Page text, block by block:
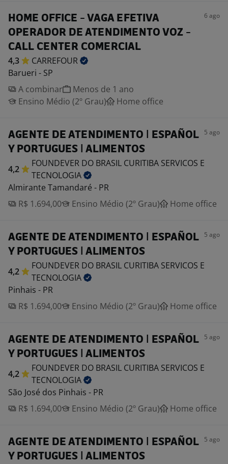
HOME OFFICE - VAGA EFETIVA
OPERADOR DE ATENDIMENTO VOZ -
CALL CENTER COMERCIAL
6 ago
4,3
CARREFOUR
Barueri - SP
A combinar
Menos de 1 ano
Ensino Médio (2º Grau)
Home office
AGENTE DE ATENDIMENTO | ESPAÑOL
Y PORTUGUES | ALIMENTOS
5 ago
4,2
FOUNDEVER DO BRASIL CURITIBA SERVICOS E
TECNOLOGIA
Almirante Tamandaré - PR
R$ 1.694,00
Ensino Médio (2º Grau) Home office
AGENTE DE ATENDIMENTO | ESPAÑOL
Y PORTUGUES | ALIMENTOS
5 ago
4,2
FOUNDEVER DO BRASIL CURITIBA SERVICOS E
TECNOLOGIA
Pinhais - PR
R$ 1.694,00
Ensino Médio (2º Grau) Home office
AGENTE DE ATENDIMENTO | ESPAÑOL
Y PORTUGUES | ALIMENTOS
5 ago
4,2
FOUNDEVER DO BRASIL CURITIBA SERVICOS E
TECNOLOGIA
São José dos Pinhais - PR
R$ 1.694,00
Ensino Médio (2º Grau) Home office
AGENTE DE ATENDIMENTO | ESPAÑOL
Y PORTUGUES | ALIMENTOS
5 ago